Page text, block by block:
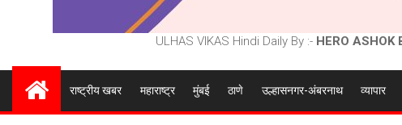
ULHAS VIKAS Hindi Daily By :- HERO ASHOK
राष्ट्रीय खबर महाराष्ट्र मुंबई ठाणे उल्हासनगर-अंबरनाथ व्यापार